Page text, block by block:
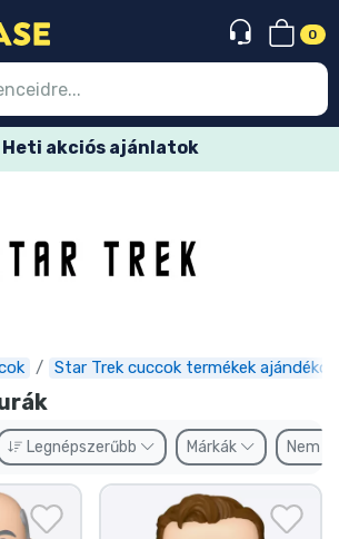
0
Heti akciós ajánlatok
Star Trek cuccok termékek ajándékok
Legnépszerűbb Márkák Nem
cuccok